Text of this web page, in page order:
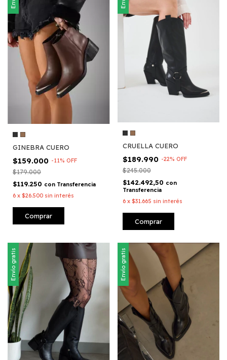
GINEBRA CUERO
$159.000 -11% OFF
$179.000
$119.250 con Transferencia
6 x $26.500 sin interés
Comprar
CRUELLA CUERO
$189.990 -22% OFF
$245.000
$142.492,50 con
Transferencia
6 x $31.665 sin interés
Comprar
Envío gratis Envío gratis